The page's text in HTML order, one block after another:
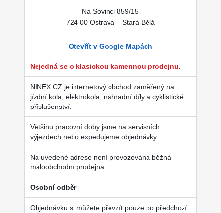
Na Sovinci 859/15
724 00 Ostrava – Stará Bělá
Otevřít v Google Mapách
Nejedná se o klasickou kamennou prodejnu.
NINEX.CZ je internetový obchod zaměřený na
jízdní kola, elektrokola, náhradní díly a cyklistické
příslušenství.
Většinu pracovní doby jsme na servisních
výjezdech nebo expedujeme objednávky.
Na uvedené adrese není provozována běžná
maloobchodní prodejna.
Osobní odběr
Objednávku si můžete převzít pouze po předchozí